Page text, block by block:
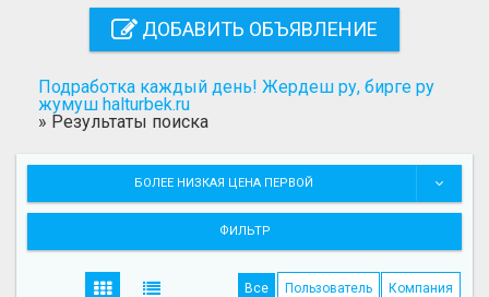
Поиск
ДОБАВИТЬ ОБЪЯВЛЕНИЕ
Подработка каждый день! Жердеш ру, бирге ру
жумуш halturbek.ru
» Результаты поиска
БОЛЕЕ НИЗКАЯ ЦЕНА ПЕРВОЙ
ФИЛЬТР
Все Пользователь Компания